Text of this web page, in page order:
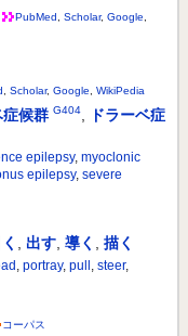
PubMed Scholar, Google
Scholar, Google WikiPedia
症候群 G404
ドラーベ症
epilepsy, myoclonic
epilepsy, severe
, 出す, 導く , 描く
, portray, pull , steer,
コーパス